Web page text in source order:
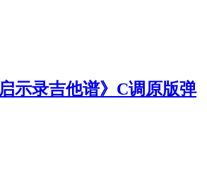
示录吉他谱》C调原版弹